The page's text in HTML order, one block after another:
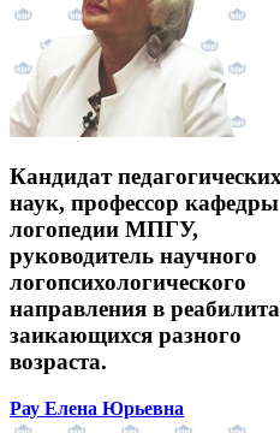
Кандидат
наук, профессор кафедры
логопедии МПГУ,
руководитель научного
логопсихологического
направления в
заикающихся разного
возраста.
Рау Елена Юрьевна